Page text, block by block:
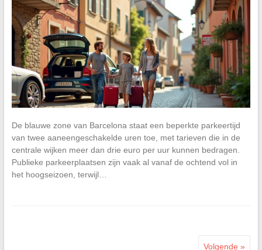
De blauwe zone van Barcelona staat een beperkte parkeertijd
van twee aaneengeschakelde uren toe, met tarieven die in de
centrale wijken meer dan drie euro per uur kunnen bedragen.
Publieke parkeerplaatsen zijn vaak al vanaf de ochtend vol in
het hoogseizoen, terwijl…
Volgende »